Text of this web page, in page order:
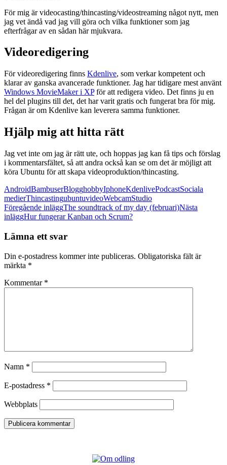
För mig är videocasting/thincasting/videostreaming något nytt, men
jag vet ändå vad jag vill göra och vilka funktioner som jag
efterfrågar av en sådan här mjukvara.
Videoredigering
För videoredigering finns Kdenlive, som verkar kompetent och
klarar av ganska avancerade funktioner. Jag har tidigare mest använt
Windows MovieMaker i XPför att redigera video. Det finns ju en
hel del plugins till det, det har varit gratis och fungerat bra för mig.
Frågan är om Kdenlive kan leverera samma funktioner.
Hjälp mig att hitta rätt
Jag vet inte om jag är rätt ute, och hoppas jag kan få tips och förslag
i kommentarsfältet, så att andra också kan se om det är möjligt att
köra Ubuntu för att skapa videoproduktion/thincasting.
AndroidBambuserBlogghobbyIphoneKdenlivePodcastSociala
medierThincastingubuntuvideoWebcamStudio
Inläggsnavigering
Föregående inläggThe soundtrack of my day (februari)Nästa
inläggHur fungerar Kanban och Scrum?
Lämna ett svar
Din e-postadress kommer inte publiceras. Obligatoriska fält är
märkta *
Kommentar *
Namn *
E-postadress *
Webbplats